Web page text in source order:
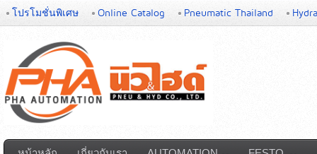
โปรโมชั่นพิเศษ Online Catalog Pneumatic Thailand